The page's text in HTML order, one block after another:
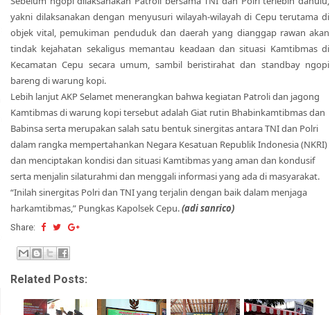
yakni dilaksanakan dengan menyusuri wilayah-wilayah di Cepu terutama di
objek vital, pemukiman penduduk dan daerah yang dianggap rawan akan
tindak kejahatan sekaligus memantau keadaan dan situasi Kamtibmas di
Kecamatan Cepu secara umum, sambil beristirahat dan standbay ngopi
bareng di warung kopi.
Lebih lanjut AKP Selamet menerangkan bahwa kegiatan Patroli dan jagong
Kamtibmas di warung kopi tersebut adalah Giat rutin Bhabinkamtibmas dan
Babinsa serta merupakan salah satu bentuk sinergitas antara TNI dan Polri
dalam rangka mempertahankan Negara Kesatuan Republik Indonesia (NKRI)
dan menciptakan kondisi dan situasi Kamtibmas yang aman dan kondusif
serta menjalin silaturahmi dan menggali informasi yang ada di masyarakat.
“Inilah sinergitas Polri dan TNI yang terjalin dengan baik dalam menjaga
harkamtibmas,” Pungkas Kapolsek Cepu.(adi sanrico)
Share:
Related Posts: